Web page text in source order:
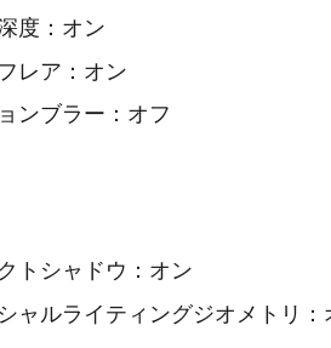
度：オン
レア：オン
ンブラー：オフ
トシャドウ：オン
ャルライティングジオメトリ：